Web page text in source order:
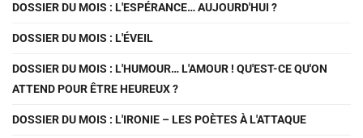
DOSSIER DU MOIS : L'ESPÉRANCE… AUJOURD'HUI ?
DOSSIER DU MOIS : L'ÉVEIL
DOSSIER DU MOIS : L'HUMOUR… L'AMOUR ! QU'EST-CE QU'ON
ATTEND POUR ÊTRE HEUREUX ?
DOSSIER DU MOIS : L'IRONIE – LES POÈTES À L'ATTAQUE